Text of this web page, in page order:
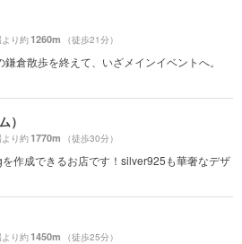
り約1260m （徒歩21分）
鎌倉散歩を終えて、いざメインイベントへ。
）
り約1770m （徒歩30分）
作成できるお店です！silver925も華奢なデザ
り約1450m （徒歩25分）